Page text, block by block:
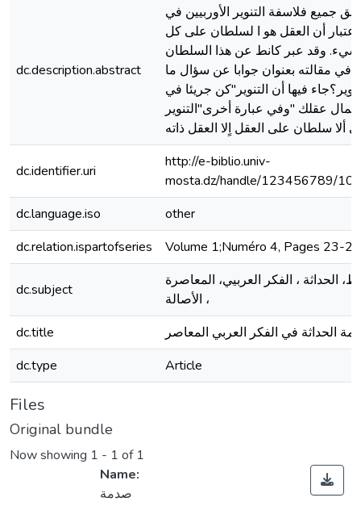
dc.description.abstract
جميع فلاسفة التنوير الأوربيين في
اٍعتبار أن العقل هو ا لسلطان على كل
شيء. وقد عبر كانط عن هذا السلطان
في مقالته بعنوان جوابا عن سؤال ما
فيها أن التنوير"كن جريئا في
عقلك "وفي عبارة أخرى"التنوير
ألا سلطان على العقل اٍلا العقل ذاته
dc.identifier.uri
http://e-biblio.univ-
mosta.dz/handle/123456789/
dc.language.iso
other
dc.relation.ispartofseries
Volume 1;Numéro 4, Pages 23-28
dc.subject
الحداثة ، الفكر العربيي، المعاصرة
، الأصالة
dc.title
الحداثة في الفكر العربي المعاصر
dc.type
Article
Files
Original bundle
Now showing 1 - 1 of 1
Name:
صدمة